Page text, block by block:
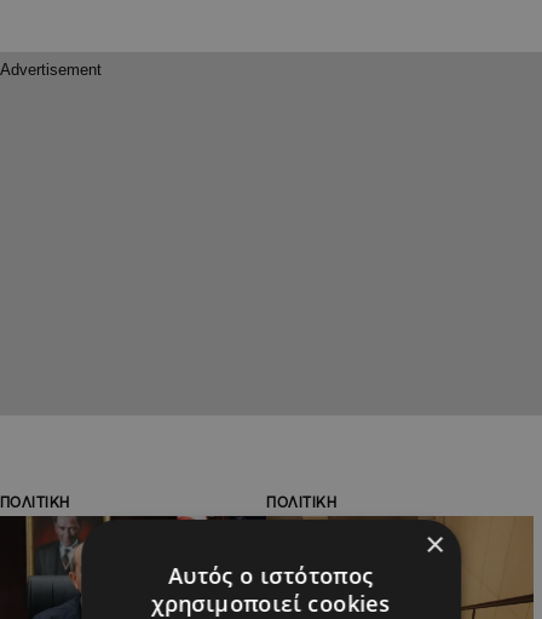
ΠΟΛΙΤΙΚΗ ΠΟΛΙΤΙΚΗ
×
Αυτός ο ιστότοπος
χρησιμοποιεί cookies